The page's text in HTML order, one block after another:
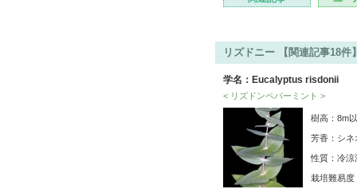
リズドニー 【関連記事18件
学名：Eucalyptus risdonii
< リズドンペパーミント >
樹高：
芳香：シ
性質：冷
栽培難